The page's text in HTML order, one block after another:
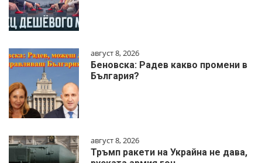
август 8, 2026
Беновска: Радев какво промени в
България?
август 8, 2026
Тръмп ракети на Украйна не дава,